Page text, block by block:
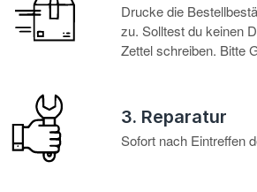
Drucke die
zu. Solltest du keinen
Zettel schreiben. Bitte
3. Reparatur
Sofort nach Eintreffen